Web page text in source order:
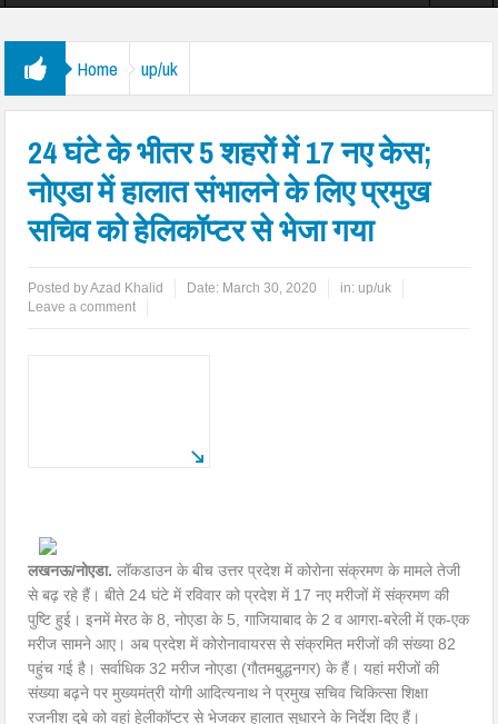
Home up/uk
24 घंटे के भीतर 5 शहरों में 17 नए केस;
नोएडा में हालात संभालने के लिए प्रमुख
सचिव को हेलिकॉप्टर से भेजा गया
Posted byAzad Khalid Date: March 30, 2020 in: up/uk
Leave a comment
लखनऊ/नोएडा. लॉकडाउन के बीच उत्तर प्रदेश में कोरोना संक्रमण के मामले तेजी
से बढ़ रहे हैं। बीते 24 घंटे में रविवार को प्रदेश में 17 नए मरीजों में संक्रमण की
पुष्टि हुई। इनमें मेरठ के 8, नोएडा के 5, गाजियाबाद के 2 व आगरा-बरेली में एक-एक
मरीज सामने आए। अब प्रदेश में कोरोनावायरस से संक्रमित मरीजों की संख्या 82
पहुंच गई है। सर्वाधिक 32 मरीज नोएडा (गौतमबुद्धनगर) के हैं। यहां मरीजों की
संख्या बढ़ने पर मुख्यमंत्री योगी आदित्यनाथ ने प्रमुख सचिव चिकित्सा शिक्षा
रजनीश दुबे को वहां हेलीकॉप्टर से भेजकर हालात सुधारने के निर्देश दिए हैं।